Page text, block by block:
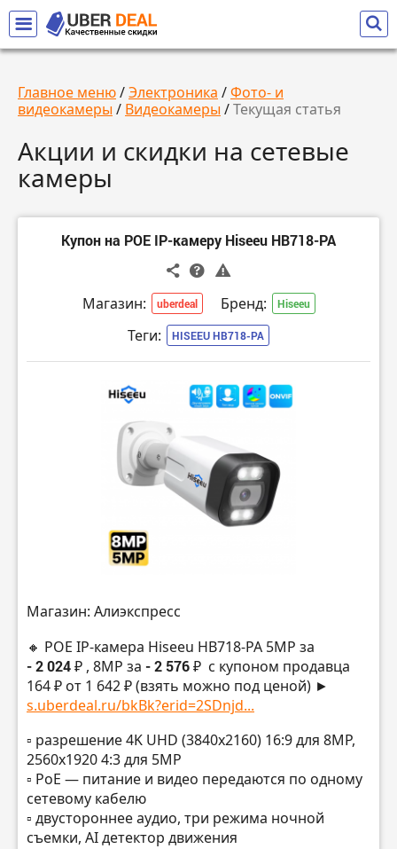
Главное меню/Электроника /Фото- и
видеокамеры / Видеокамеры /Текущая статья
Акции и скидки на сетевые
камеры
Купон на POE IP-камеру Hiseeu HB718-PA
Магазин: uberdeal Бренд: Hiseeu
Теги: HISEEU HB718-PA
Магазин: Алиэкспресс
🔸 POE IP-камера Hiseeu HB718-PA 5MP за
- 2 024 ₽ , 8MP за - 2 576 ₽ с купоном продавца
164 ₽ от 1 642 ₽ (взять можно под ценой) ►
s.uberdeal.ru/bkBk?erid=2SDnjd...
▫️ разрешение 4K UHD (3840х2160) 16:9 для 8MP,
2560х1920 4:3 для 5MP
▫️ PoE — питание и видео передаются по одному
сетевому кабелю
▫️ двустороннее аудио, три режима ночной
съемки, AI детектор движения